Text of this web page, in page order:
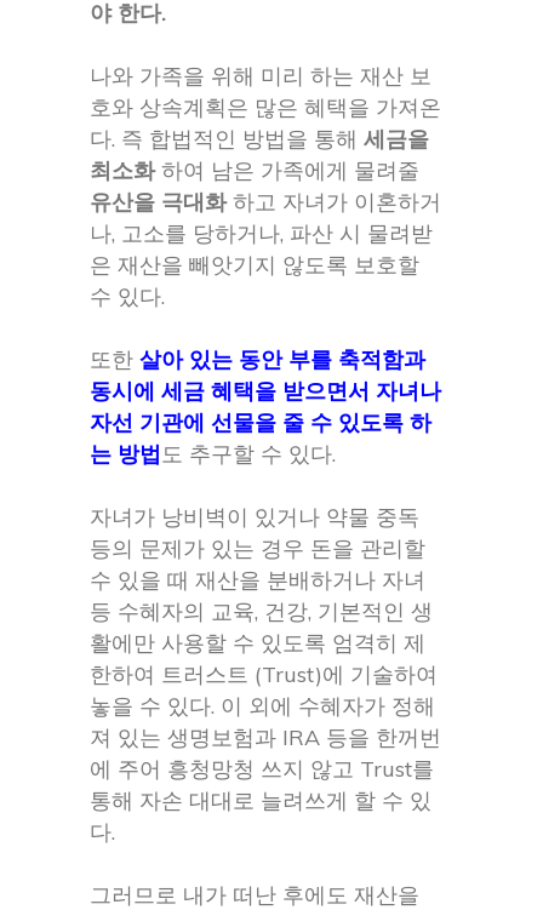
야 한다.
나와 가족을 위해 미리 하는 재산 보
호와 상속계획은 많은 혜택을 가져온
다. 즉 합법적인 방법을 통해 세금을
최소화하여 남은 가족에게 물려줄
유산을 극대화하고 자녀가 이혼하거
나, 고소를 당하거나, 파산 시 물려받
은 재산을 빼앗기지 않도록 보호할
수 있다.
또한 살아 있는 동안 부를 축적함과
동시에 세금 혜택을 받으면서 자녀나
자선 기관에 선물을 줄 수 있도록 하
는 방법도 추구할 수 있다.
자녀가 낭비벽이 있거나 약물 중독
등의 문제가 있는 경우 돈을 관리할
수 있을 때 재산을 분배하거나 자녀
등 수혜자의 교육, 건강, 기본적인 생
활에만 사용할 수 있도록 엄격히 제
한하여 트러스트 (Trust)에 기술하여
놓을 수 있다. 이 외에 수혜자가 정해
져 있는 생명보험과 IRA 등을 한꺼번
에 주어 흥청망청 쓰지 않고 Trust를
통해 자손 대대로 늘려쓰게 할 수 있
다.
그러므로 내가 떠난 후에도 재산을